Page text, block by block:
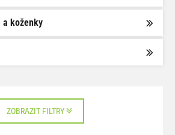
a koženky
ZOBRAZIT FILTRY